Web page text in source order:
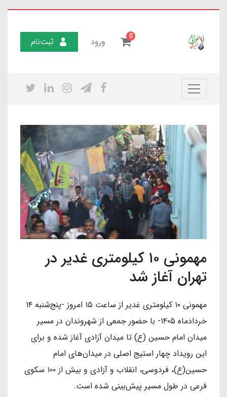
0 ورود ثبت‌نام
مهمونی ۱۰ کیلومتری غدیر در
تهران آغاز شد
مهمونی ۱۰ کیلومتری غدیر از ساعت ۱۵ امروز -پنج‌شنبه ۱۴
خردادماه ۱۴۰۵- با حضور جمعی از شهروندان در مسیر
میدان امام حسین (ع) تا میدان آزادی آغاز شده و برای
این رویداد چهار استیج اصلی در میدان‌های امام
حسین(ع)، فردوسی، انقلاب و آزادی و بیش از ۱۰۰ سکوی
فرعی در طول مسیر پیش‌بینی شده است.